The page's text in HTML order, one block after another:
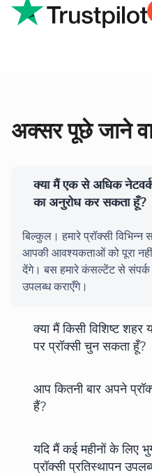
अक्सर पूछे जाने
क्या मैं एक से अधिक
का अनुरोध कर सकता हूँ?
बिल्कुल। हमारे प्रॉक्सी
आपकी आवश्यकताओं को पूरा
देंगे। बस हमारे कंसल्टेंट से
उपलब्ध कराएँगे।
क्या मैं किसी विशिष्ट शहर
पर प्रॉक्सी चुन सकता हूँ?
आप कितनी बार अपने
हैं?
यदि मैं कई महीनों के लिए
प्रॉक्सी प्रतिस्थापन